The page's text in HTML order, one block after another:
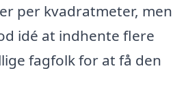
per kvadratmeter, men
idé at indhente flere
fagfolk for at få den